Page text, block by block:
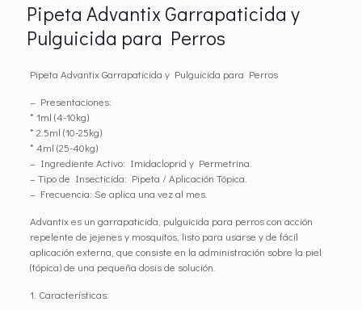
Pipeta Advantix Garrapaticida y
Pulguicida para Perros
Pipeta Advantix Garrapaticida y Pulguicida para Perros
– Presentaciones:
* 1ml (4-10kg)
* 2.5ml (10-25kg)
* 4ml (25-40kg)
– Ingrediente Activo: Imidacloprid y Permetrina.
– Tipo de Insecticida: Pipeta / Aplicación Tópica.
– Frecuencia: Se aplica una vez al mes.
Advantix es un garrapaticida, pulguicida para perros con acción
repelente de jejenes y mosquitos, listo para usarse y de fácil
aplicación externa, que consiste en la administración sobre la piel
(tópica) de una pequeña dosis de solución.
1. Características: